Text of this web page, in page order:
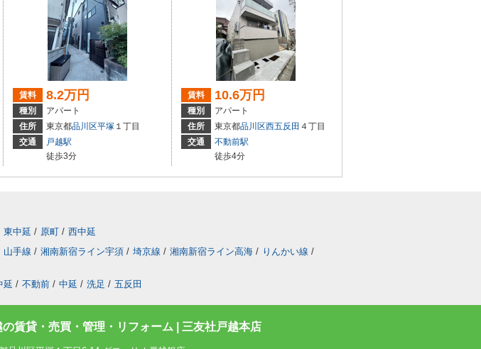
賃料 8.2万円
種別
アパート
住所
東京都品川区平塚 １丁目
交通
戸越駅
徒歩3分
賃料 10.6万円
種別
アパート
住所
東京都品川区西五反田 ４丁目
交通
不動前駅
徒歩4分
東中延 / 原町 / 西中延
山手線 / 湘南新宿ライン宇須 / 埼京線 / 湘南新宿ライン高海 / りんかい線 /
延 / 不動前 / 中延 / 洗足 / 五反田
の賃貸・売買・管理・リフォーム | 三友社戸越本店